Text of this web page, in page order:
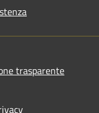
trasparente